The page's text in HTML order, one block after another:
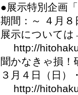
●展示特別企画
期間：～ ４月８
展示について
http://
聞かなきゃ損
３月４日（日）
http://